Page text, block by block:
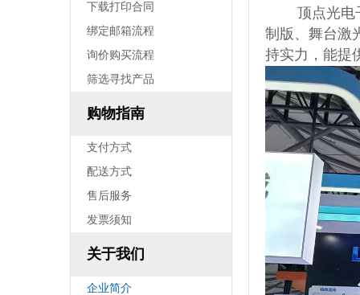
电阻 电容 电感
模数/数模转换器 接口芯片 时钟
发生器 时间-数字转换器
驱动芯片 运算放大器 传感器
晶体管 保险丝 射频功率器件
数字/模拟开关 电平转换 继电器
接插件/连接器
下载打印合同
绑定邮箱流程
询价购买流程
筛选寻找产品
购物指南
支付方式
配送方式
售后服务
发票须知
关于我们
企业简介
顶点光电子
制版、舞台激
持实力，能提